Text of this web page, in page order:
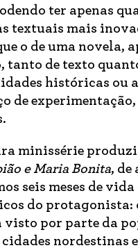
ter apenas
textuais mais
o de uma novela,
tanto de texto
históricas ou
de
minissérie
e Maria Bonita, de
seis meses de
do protagonista:
visto por parte da
nordestinas